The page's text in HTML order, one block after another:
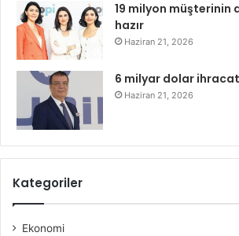
19 milyon müşterinin
hazır
Haziran 21, 2026
6 milyar dolar
Haziran 21, 2026
Kategoriler
Ekonomi